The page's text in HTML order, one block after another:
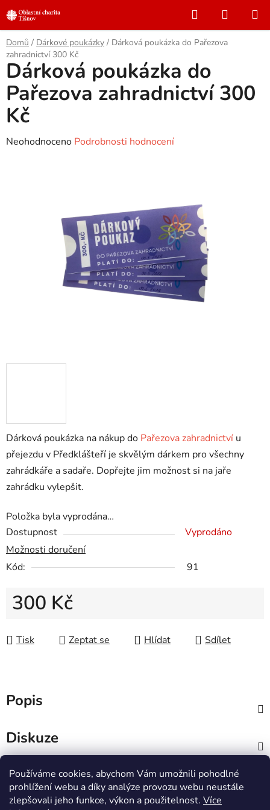
Používáme cookies, abychom Vám umožnili pohodlné
prohlížení webu a díky analýze provozu webu neustále
zlepšovali jeho funkce, výkon a použitelnost. Více
na
obsah
Hledat
KOŠÍK
Domů / Dárkové poukázky / Dárková poukázka do Pařezova
zahradnictví 300 Kč
Dárková poukázka na nákup do Pařezova zahradnictví u
přejezdu v Předklášteří je skvělým dárkem pro všechny
zahrádkáře a sadaře. Dopřejte jim možnost si na jaře
zahrádku vylepšit.
Položka byla vyprodána…
Dostupnost
Vyprodáno
Možnosti doručení
Kód:
91
300 Kč
Tisk
Zeptat se Hlídat Sdílet
Dárková poukázka do
Pařezova zahradnictví 300
Kč
Průměrné
Neohodnoceno Podrobnosti hodnocení
Popis
Diskuze
Hodnocení